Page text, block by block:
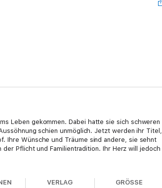
Leben gekommen. Dabei hatte sie sich schweren
schien unmöglich. Jetzt werden ihr Titel,
Ihre Wünsche und Träume sind andere, sie sehnt
Pflicht und Familientradition. Ihr Herz will jedoch
VERLAG GRÖSSE